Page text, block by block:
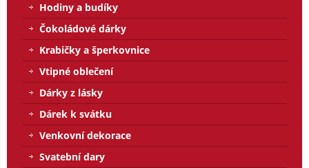
Hodiny a budíky
Čokoládové dárky
Krabičky a šperkovnice
Vtipné oblečení
Dárky z lásky
Dárek k svátku
Venkovní dekorace
Svatební dary